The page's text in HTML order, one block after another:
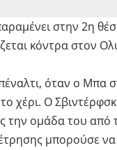
στην 2η
κόντρα στον
όταν ο Μπα
χέρι. Ο
την ομάδα του από
μπορούσε να